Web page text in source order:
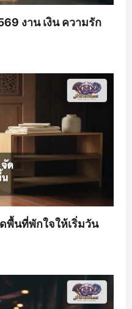
งาน เงิน ความรัก
พื้นที่พักใจให้เริ่มวัน